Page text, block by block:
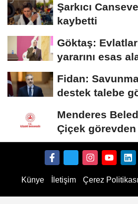
Şarkıcı
kaybetti
Göktaş:
yararını esas
Fidan:
destek talebe
Menderes
Çiçek görevden
Künye İletişim Çerez Politikası
Abonnenten kaufen TikTok Follower kaufen